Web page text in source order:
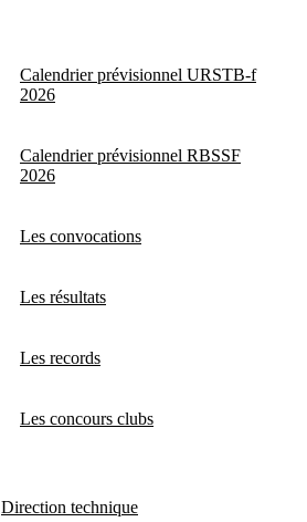
Calendrier prévisionnel URSTB-f
2026
Calendrier prévisionnel RBSSF
2026
Les convocations
Les résultats
Les records
Les concours clubs
Direction technique